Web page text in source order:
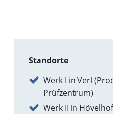
Standorte
Werk I in Verl
Prüfzentrum)
Werk II in